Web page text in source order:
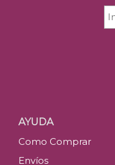
AYUDA
Como Comprar
Envíos